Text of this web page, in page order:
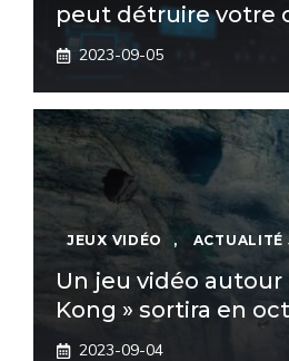
peut détruire votre
2023-09-05
JEUX VIDÉO , ACTUALITÉ
Un jeu vidéo autour
Kong » sortira en
2023-09-04